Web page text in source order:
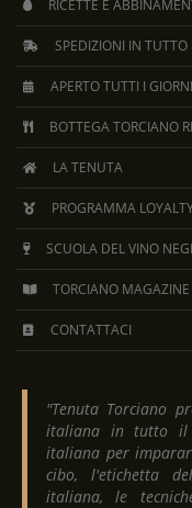
RICETTE E
SPEDIZIONI IN
APERTO TUTTI I
BOTTEGA TORCIANO
LA TENUTA
PROGRAMMA
SCUOLA DEL VINO
TORCIANO MAGAZINE
CONTATTACI
"Tenuta Torciano
italiana in tutto il
italiana per
cibo, l'etichetta
italiana, le